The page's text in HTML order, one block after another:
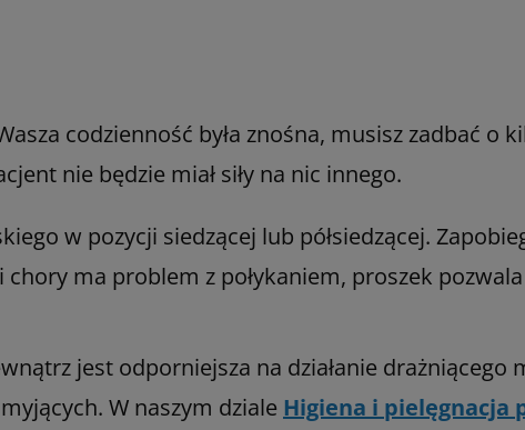
codzienność była znośna, musisz zadbać o
nie będzie miał siły na nic innego.
w pozycji siedzącej lub półsiedzącej.
ma problem z połykaniem, proszek
jest odporniejsza na działanie drażniącego
W naszym dziale Higiena i pielęgnacja